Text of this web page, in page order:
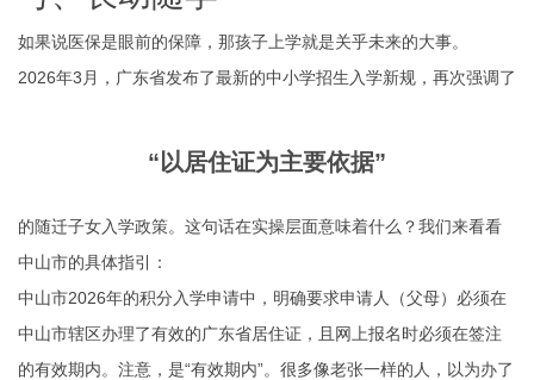
如果说医保是眼前的保障，那孩子上学就是关乎未来的大事。
2026年3月，广东省发布了最新的中小学招生入学新规，再次强调了
“以居住证为主要依据”
的随迁子女入学政策。这句话在实操层面意味着什么？我们来看看
中山市的具体指引：
中山市2026年的积分入学申请中，明确要求申请人（父母）必须在
中山市辖区办理了有效的广东省居住证，且网上报名时必须在签注
的有效期内。注意，是“有效期内”。很多像老张一样的人，以为办了